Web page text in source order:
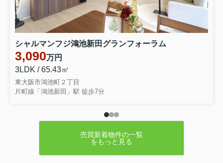
2026.06.28
☆★☆成約御礼☆★☆
東大阪市大蓮南４丁目 中古一戸建を
足いただけるよう引きつづきしっ...
シャルマンフジ鴻池新田グランフォーラム
3,090万円
3LDK / 65.43㎡
東大阪市鴻池町２丁目
片町線「鴻池新田」駅 徒歩7分
売買新着物件の一覧
をもっと見る